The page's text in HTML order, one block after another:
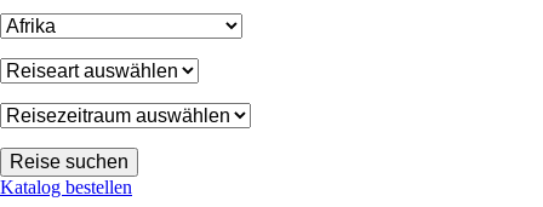
Katalog bestellen